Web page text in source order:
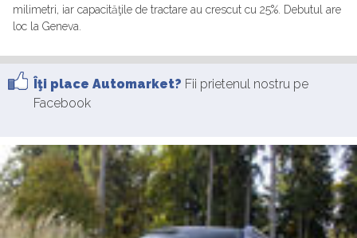
milimetri, iar capacităţile de tractare au crescut cu 25%. Debutul are
loc la Geneva.
Îţi place Automarket? Fii prietenul nostru pe
Facebook